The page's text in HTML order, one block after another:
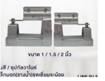
Add to
wishlist